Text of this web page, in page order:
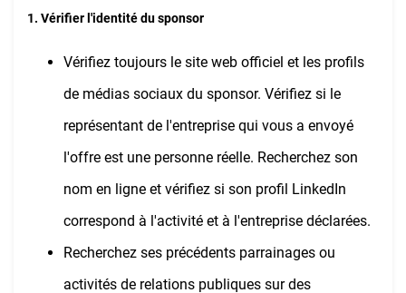
1. Vérifier l'identité du sponsor
Vérifiez toujours le site web officiel et les profils
de médias sociaux du sponsor. Vérifiez si le
représentant de l'entreprise qui vous a envoyé
l'offre est une personne réelle. Recherchez son
nom en ligne et vérifiez si son profil LinkedIn
correspond à l'activité et à l'entreprise déclarées.
Recherchez ses précédents parrainages ou
activités de relations publiques sur des